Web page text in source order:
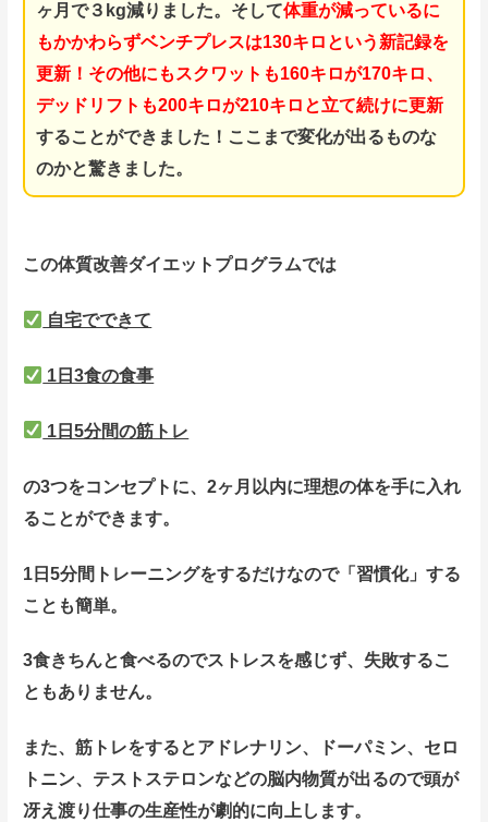
ヶ月で３kg減りました。そして体重が減っているに
もかかわらずベンチプレスは130キロという新記録を
更新！ その他にもスクワットも160キロが170キロ、
デッドリフトも200キロが210キロと立て続けに更新
することができました！ ここまで変化が出るものな
のかと驚きました。
この体質改善ダイエットプログラムでは
自宅でできて
1日3食の食事
1日5分間の筋トレ
の3つをコンセプトに、2ヶ月以内に理想の体を手に入れ
ることができます。
1日5分間トレーニングをするだけなので「習慣化」する
ことも簡単。
3食きちんと食べるのでストレスを感じず、失敗するこ
ともありません。
また、筋トレをするとアドレナリン、ドーパミン、セロ
トニン、テストステロンなどの脳内物質が出るので頭が
冴え渡り仕事の生産性が劇的に向上します。